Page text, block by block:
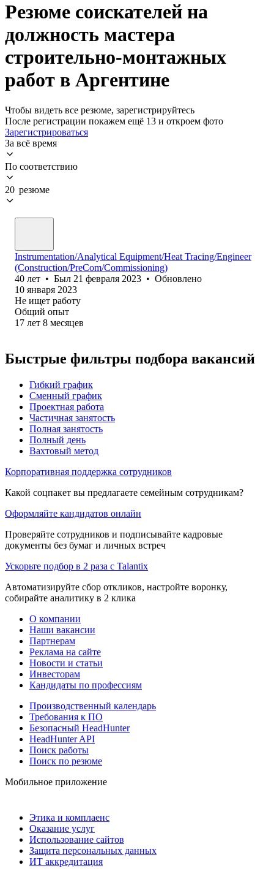
Резюме соискателей на
должность мастера
строительно-монтажных
работ в Аргентине
Чтобы видеть все резюме, зарегистрируйтесь
После регистрации покажем ещё 13 и откроем фото
Зарегистрироваться
За всё время
По соответствию
20 резюме
Instrumentation/Analytical Equipment/Heat Tracing/Engineer
(Construction/PreCom/Commissioning)
40 лет • Был 21 февраля 2023 • Обновлено
10 января 2023
Не ищет работу
Общий опыт
17 лет 8 месяцев
Быстрые фильтры подбора вакансий
Гибкий график
Сменный график
Проектная работа
Частичная занятость
Полная занятость
Полный день
Вахтовый метод
Корпоративная поддержка сотрудников
Какой соцпакет вы предлагаете семейным сотрудникам?
Оформляйте кандидатов онлайн
Проверяйте сотрудников и подписывайте кадровые
документы без бумаг и личных встреч
Ускорьте подбор в 2 раза с Talantix
Автоматизируйте сбор откликов, настройте воронку,
собирайте аналитику в 2 клика
О компании
Наши вакансии
Партнерам
Реклама на сайте
Новости и статьи
Инвесторам
Кандидаты по профессиям
Производственный календарь
Требования к ПО
Безопасный HeadHunter
HeadHunter API
Поиск работы
Поиск по резюме
Мобильное приложение
Этика и комплаенс
Оказание услуг
Использование сайтов
Защита персональных данных
ИТ аккредитация